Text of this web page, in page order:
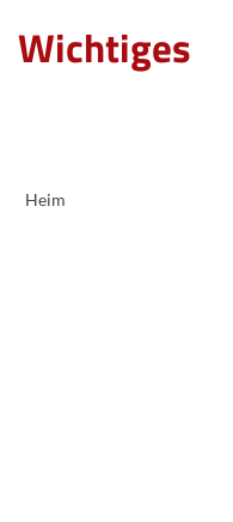
Wichtiges
Heim